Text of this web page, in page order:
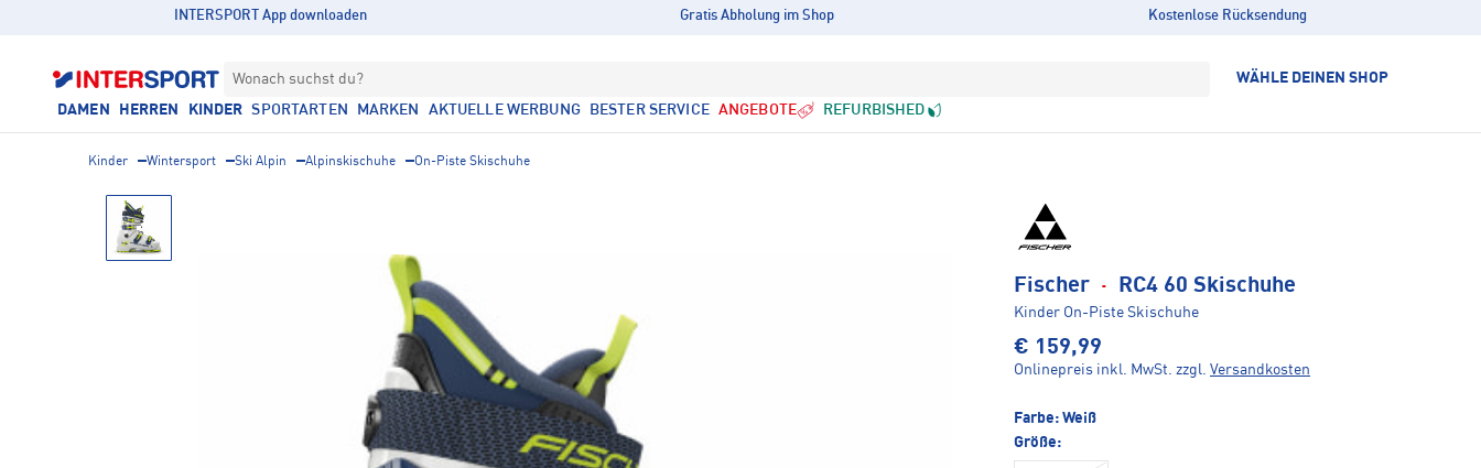
INTERSPORT App downloaden Gratis Abholung im Shop Kostenlose Rücksendung
Wonach suchst du? WÄHLE DEINEN SHOP
DAMEN HERREN KINDER SPORTARTEN MARKEN AKTUELLE WERBUNG BESTER SERVICE ANGEBOTE REFURBISHED
Kinder Wintersport Ski Alpin Alpinskischuhe On-Piste Skischuhe
Fischer · RC4 60 Skischuhe
Kinder On-Piste Skischuhe
€ 159,99
Onlinepreis inkl. MwSt. zzgl. Versandkosten
Farbe: Weiß
Größe: